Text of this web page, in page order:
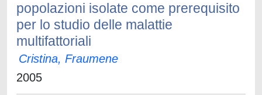
popolazioni isolate come prerequisito
per lo studio delle malattie
multifattoriali
Cristina, Fraumene
2005